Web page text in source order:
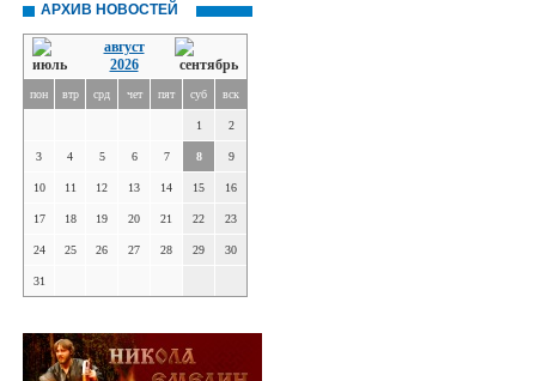
АРХИВ НОВОСТЕЙ
август
2026
пон втр срд чет пят суб вск
1 2
3 4 5 6 7 8 9
10 11 12 13 14 15 16
17 18 19 20 21 22 23
24 25 26 27 28 29 30
31